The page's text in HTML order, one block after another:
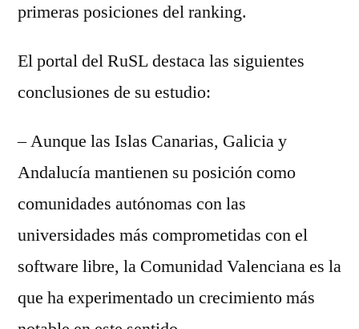
primeras posiciones del ranking.
El portal del RuSL destaca las siguientes
conclusiones de su estudio:
– Aunque las Islas Canarias, Galicia y
Andalucía mantienen su posición como
comunidades autónomas con las
universidades más comprometidas con el
software libre, la Comunidad Valenciana es la
que ha experimentado un crecimiento más